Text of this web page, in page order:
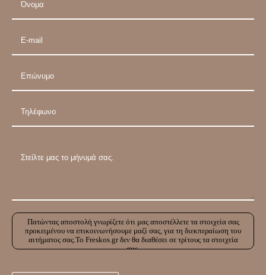
Πατώντας αποστολή γνωρίζετε ότι μας αποστέλλετε τα στοιχεία σας
προκειμένου να επικοινωνήσουμε μαζί σας, για τη διεκπεραίωση του
αιτήματος σας.Το Freskos.gr δεν θα διαθέσει σε τρίτους τα στοιχεία
σας.